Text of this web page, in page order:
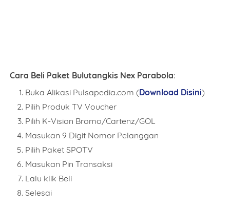
Cara Beli Paket Bulutangkis Nex Parabola:
Buka Alikasi Pulsapedia.com (Download Disini)
Pilih Produk TV Voucher
Pilih K-Vision Bromo/Cartenz/GOL
Masukan 9 Digit Nomor Pelanggan
Pilih Paket SPOTV
Masukan Pin Transaksi
Lalu klik Beli
Selesai
Mobile Phone Number
Item Choices
Total